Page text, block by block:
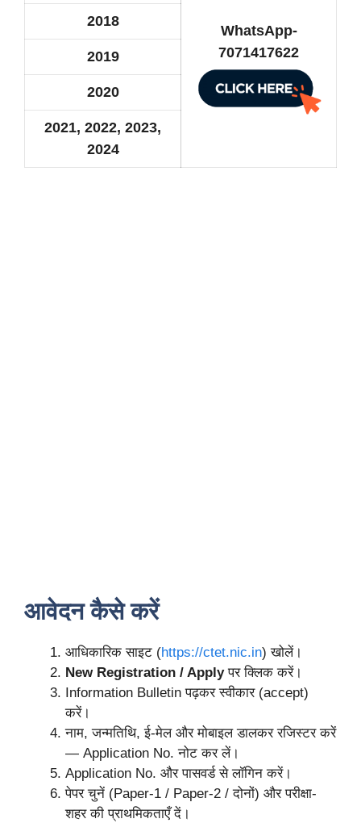
WhatsApp-
7071417622
2018
2019
2020
2021, 2022, 2023,
2024
आवेदन कैसे करें
आधिकारिक साइट (https://ctet.nic.in) खोलें।
New Registration / Applyपर क्लिक करें।
Information Bulletin पढ़कर स्वीकार (accept)
करें।
नाम, जन्मतिथि, ई-मेल और मोबाइल डालकर रजिस्टर करें
— Application No. नोट कर लें।
Application No. और पासवर्ड से लॉगिन करें।
पेपर चुनें (Paper-1 / Paper-2 / दोनों) और परीक्षा-
शहर की प्राथमिकताएँ दें।